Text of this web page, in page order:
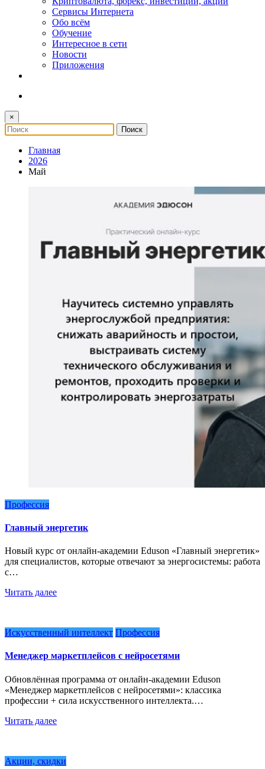
Сервисы Интернета
Обо всём
Обучение
Интересное в сети
Новости
Приложения
×
Главная
2026
Май
Профессия
Главный энергетик
Новый курс от онлайн-академии Eduson «Главный энергетик»
для специалистов, которые отвечают за энергосистемы: работа
с…
Читать далее
Искусственный интеллект Профессия
Менеджер маркетплейсов с нейросетями
Обновлённая программа от онлайн-академии Eduson
«Менеджер маркетплейсов с нейросетями»: классика
профессии + сила искусственного интеллекта.…
Читать далее
Акции, скидки